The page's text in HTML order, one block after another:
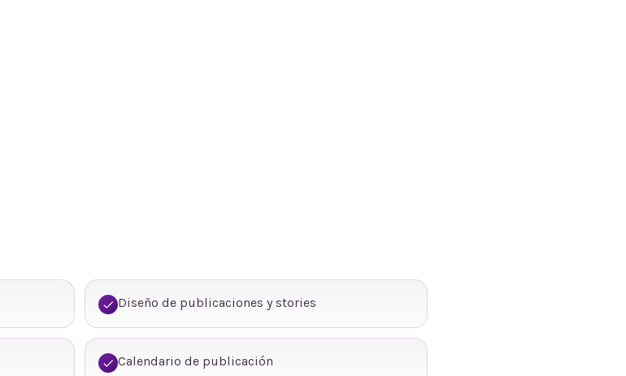
Diseño de publicaciones y stories
Calendario de publicación